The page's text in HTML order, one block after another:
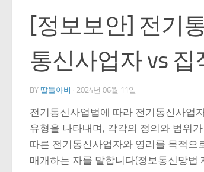
[정보보안] 전기
통신사업자 vs 집
BY 딸둘아비 · 2024년 06월 11일
전기통신사업법에 따라 전기통신사업
유형을 나타내며, 각각의 정의와 범위
따른 전기통신사업자와 영리를 목적
매개하는 자를 말합니다(정보통신망법